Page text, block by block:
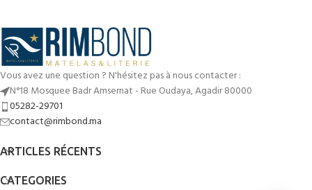
Vous avez une question ? N'hésitez pas à nous contacter :
N°18 Mosquee Badr Amsernat - Rue Oudaya, Agadir 80000
05282-29701
contact@rimbond.ma
ARTICLES RÉCENTS
CATEGORIES